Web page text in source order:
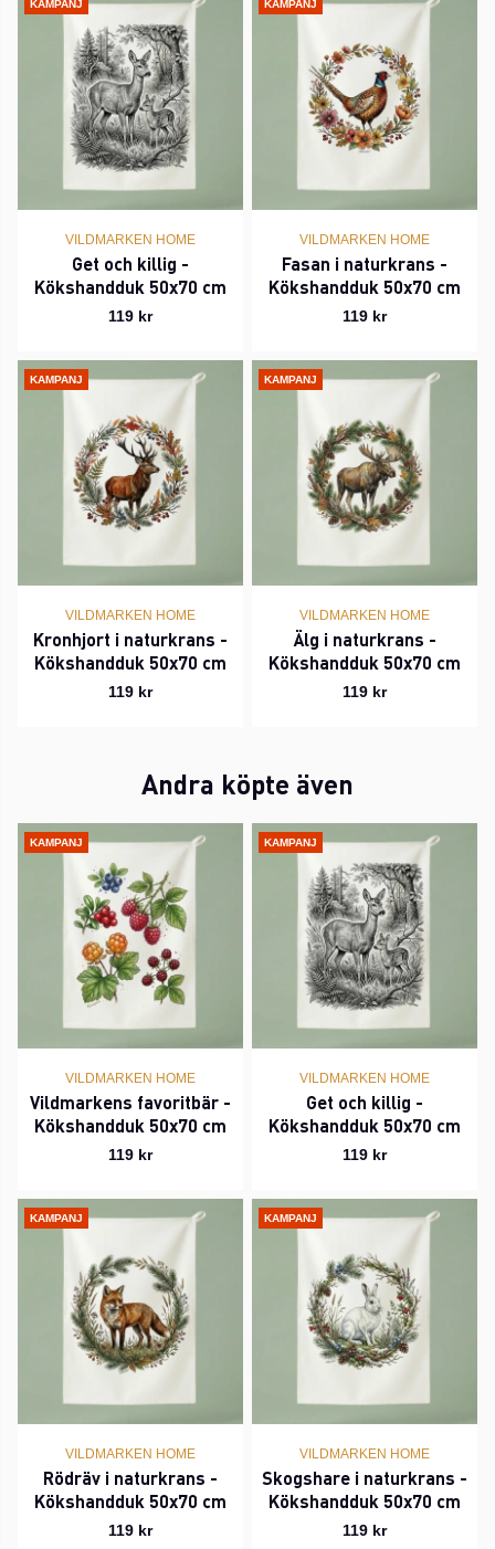
KAMPANJ
VILDMARKEN HOME
Get och killig -
Kökshandduk 50x70 cm
119 kr
KAMPANJ
VILDMARKEN HOME
Fasan i naturkrans -
Kökshandduk 50x70 cm
119 kr
KAMPANJ
VILDMARKEN HOME
Kronhjort i naturkrans -
Kökshandduk 50x70 cm
119 kr
KAMPANJ
VILDMARKEN HOME
Älg i naturkrans -
Kökshandduk 50x70 cm
119 kr
Andra köpte även
KAMPANJ
VILDMARKEN HOME
Vildmarkens favoritbär -
Kökshandduk 50x70 cm
119 kr
KAMPANJ
VILDMARKEN HOME
Get och killig -
Kökshandduk 50x70 cm
119 kr
KAMPANJ
VILDMARKEN HOME
Rödräv i naturkrans -
Kökshandduk 50x70 cm
119 kr
KAMPANJ
VILDMARKEN HOME
Skogshare i naturkrans -
Kökshandduk 50x70 cm
119 kr